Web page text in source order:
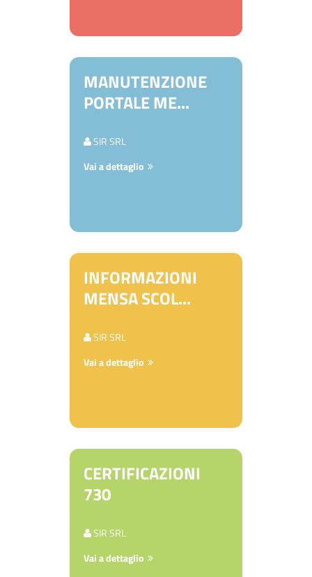
MANUTENZIONE
PORTALE ME...
SIR SRL
Vai a dettaglio
INFORMAZIONI
MENSA SCOL...
SIR SRL
Vai a dettaglio
CERTIFICAZIONI
730
SIR SRL
Vai a dettaglio